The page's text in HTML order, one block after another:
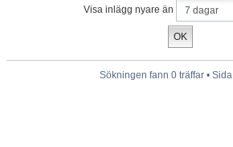
Visa inlägg nyare än
Sökningen fann 0 träffar • Sida